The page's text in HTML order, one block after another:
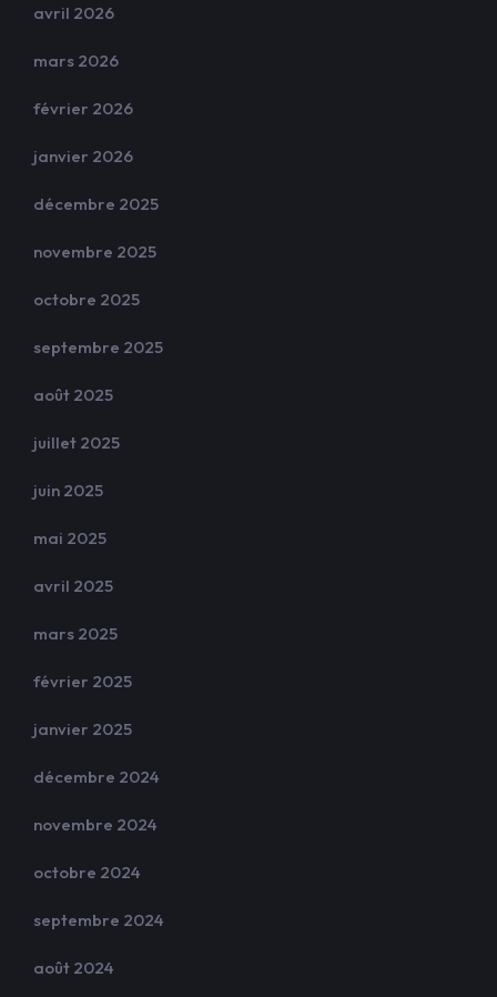
avril 2026
mars 2026
février 2026
janvier 2026
décembre 2025
novembre 2025
octobre 2025
septembre 2025
août 2025
juillet 2025
juin 2025
mai 2025
avril 2025
mars 2025
février 2025
janvier 2025
décembre 2024
novembre 2024
octobre 2024
septembre 2024
août 2024